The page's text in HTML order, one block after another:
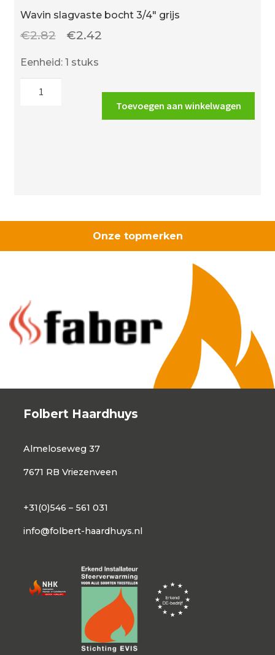
Wavin slagvaste bocht 3/4″ grijs
€2.82
Oorspronkelijke
€2.42Huidige
€2.42.
Eenheid: 1 stuks
Toevoegen aan winkelwagen
Onze topmerken
Folbert Haardhuys
Almeloseweg 37
7671 RB Vriezenveen
+31(0)546 – 561 031
info@folbert-haardhuys.nl